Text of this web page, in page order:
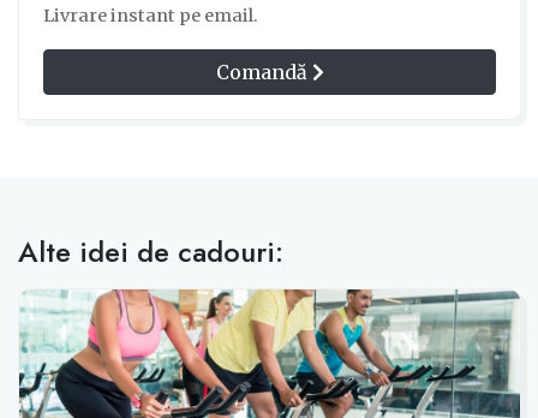
Livrare instant pe email.
Comandă
Alte idei de cadouri: